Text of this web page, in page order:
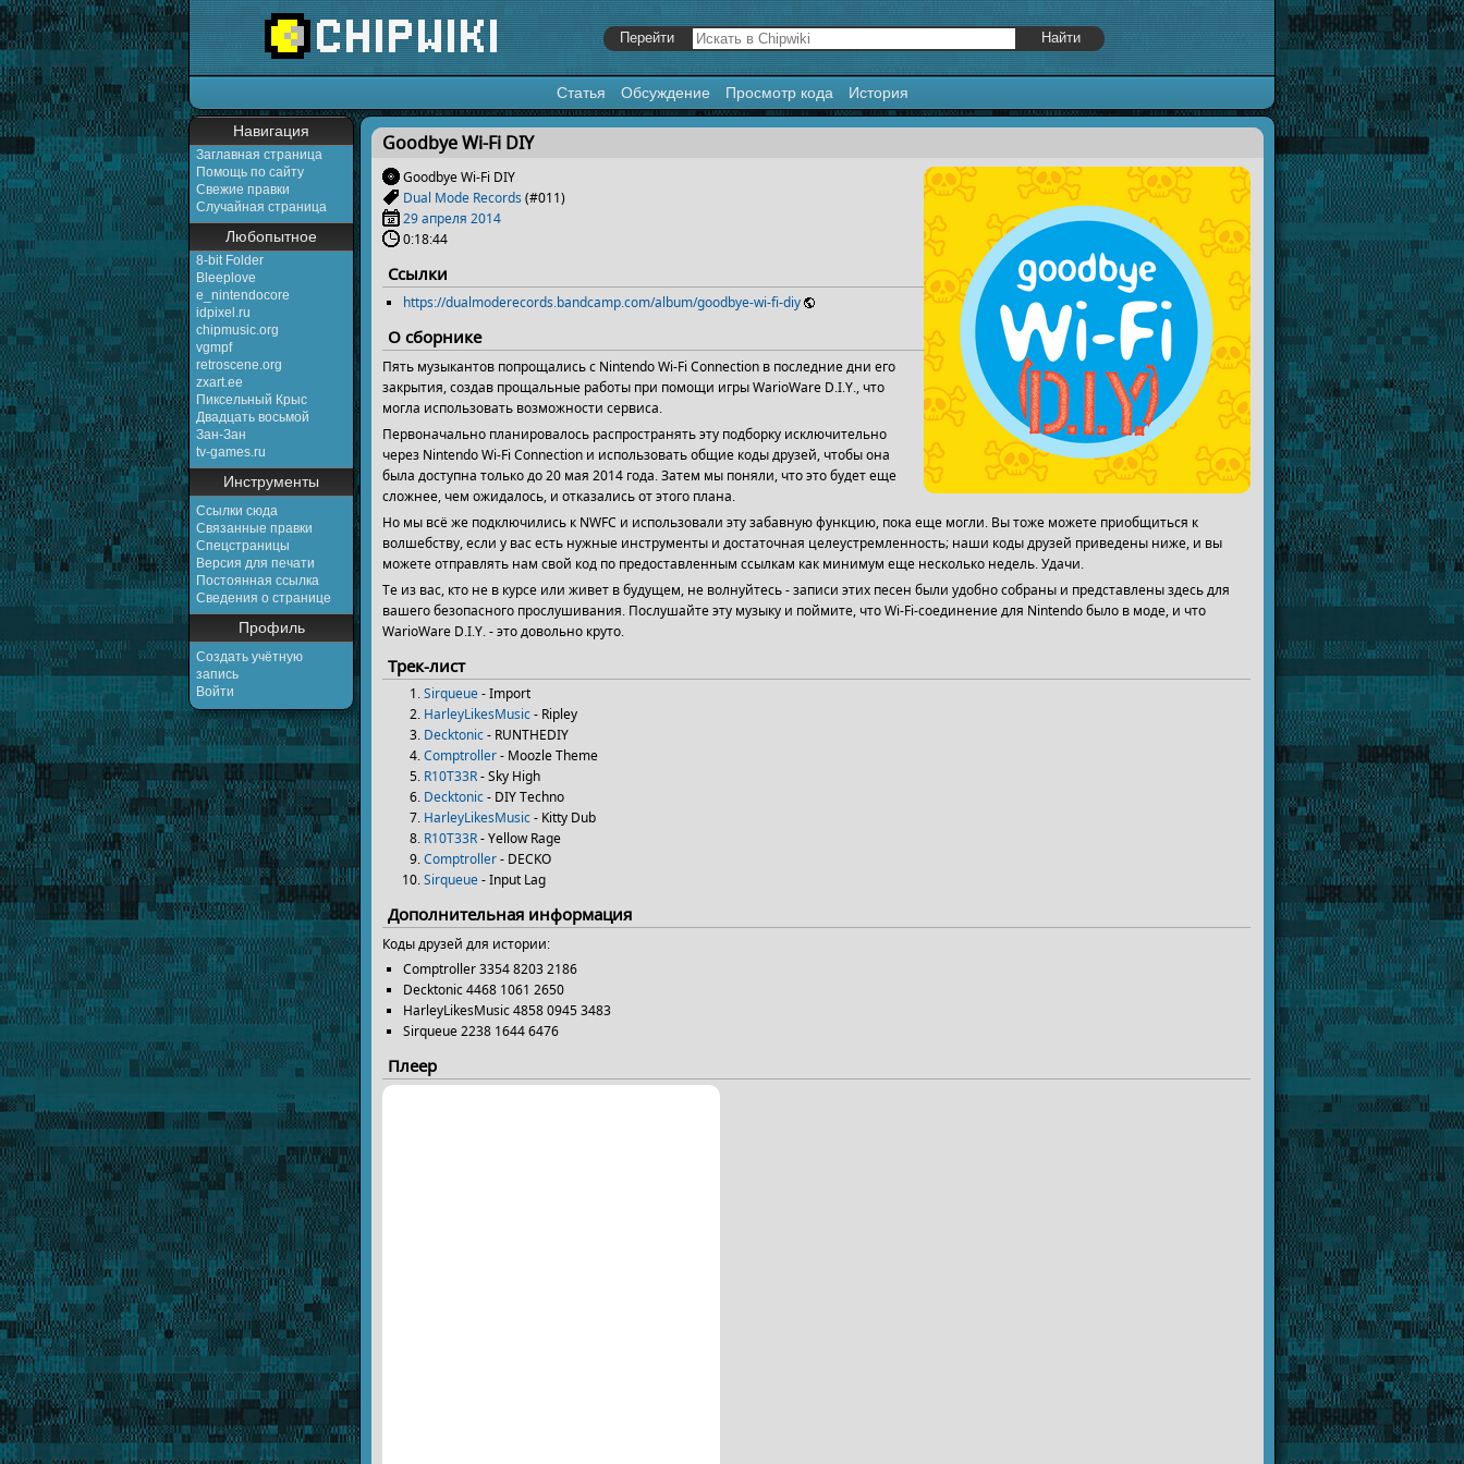
Статья Обсуждение Просмотр кода История
Навигация
Заглавная страница
Помощь по сайту
Свежие правки
Случайная страница
Любопытное
8-bit Folder
Bleeplove
e_nintendocore
idpixel.ru
chipmusic.org
vgmpf
retroscene.org
zxart.ee
Пиксельный Крыс
Двадцать восьмой
Зан-Зан
tv-games.ru
Инструменты
Ссылки сюда
Связанные правки
Спецстраницы
Версия для печати
Постоянная ссылка
Сведения о странице
Профиль
Создать учётную
запись
Войти
Перейти к:навигация,поиск
Goodbye Wi-Fi DIY
Goodbye Wi-Fi DIY
Dual Mode Records(#011)
29 апреля 2014
0:18:44
Ссылки
https://dualmoderecords.bandcamp.com/album/goodbye-wi-fi-diy
О сборнике
Пять музыкантов попрощались с Nintendo Wi-Fi Connection в последние дни его
закрытия, создав прощальные работы при помощи игры WarioWare D.I.Y., что
могла использовать возможности сервиса.
Первоначально планировалось распространять эту подборку исключительно
через Nintendo Wi-Fi Connection и использовать общие коды друзей, чтобы она
была доступна только до 20 мая 2014 года. Затем мы поняли, что это будет еще
сложнее, чем ожидалось, и отказались от этого плана.
Но мы всё же подключились к NWFC и использовали эту забавную функцию, пока еще могли. Вы тоже можете приобщиться к
волшебству, если у вас есть нужные инструменты и достаточная целеустремленность; наши коды друзей приведены ниже, и вы
можете отправлять нам свой код по предоставленным ссылкам как минимум еще несколько недель. Удачи.
Те из вас, кто не в курсе или живет в будущем, не волнуйтесь - записи этих песен были удобно собраны и представлены здесь для
вашего безопасного прослушивания. Послушайте эту музыку и поймите, что Wi-Fi-соединение для Nintendo было в моде, и что
WarioWare D.I.Y. - это довольно круто.
Трек-лист
Sirqueue- Import
HarleyLikesMusic- Ripley
Decktonic- RUNTHEDIY
Comptroller- Moozle Theme
R10T33R- Sky High
Decktonic- DIY Techno
HarleyLikesMusic- Kitty Dub
R10T33R- Yellow Rage
Comptroller- DECKO
Sirqueue- Input Lag
Дополнительная информация
Коды друзей для истории:
Comptroller 3354 8203 2186
Decktonic 4468 1061 2650
HarleyLikesMusic 4858 0945 3483
Sirqueue 2238 1644 6476
Плеер